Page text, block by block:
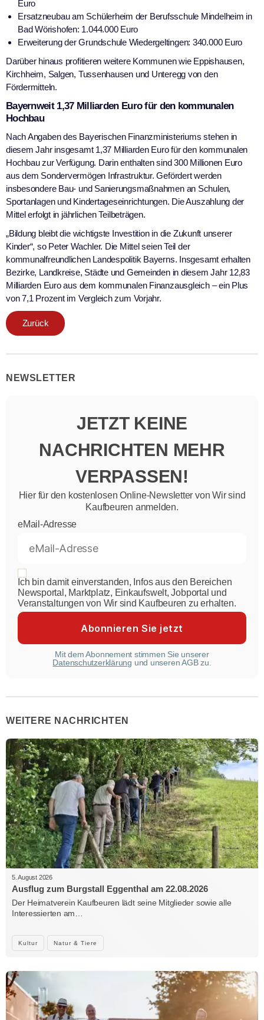
Euro
Ersatzneubau am Schülerheim der Berufsschule Mindelheim in
Bad Wörishofen: 1.044.000 Euro
Erweiterung der Grundschule Wiedergeltingen: 340.000 Euro
Darüber hinaus profitieren weitere Kommunen wie Eppishausen,
Kirchheim, Salgen, Tussenhausen und Unteregg von den
Fördermitteln.
Bayernweit 1,37 Milliarden Euro für den kommunalen
Hochbau
Nach Angaben des Bayerischen Finanzministeriums stehen in
diesem Jahr insgesamt 1,37 Milliarden Euro für den kommunalen
Hochbau zur Verfügung. Darin enthalten sind 300 Millionen Euro
aus dem Sondervermögen Infrastruktur. Gefördert werden
insbesondere Bau- und Sanierungsmaßnahmen an Schulen,
Sportanlagen und Kindertageseinrichtungen. Die Auszahlung der
Mittel erfolgt in jährlichen Teilbeträgen.
„Bildung bleibt die wichtigste Investition in die Zukunft unserer
Kinder“, so Peter Wachler. Die Mittel seien Teil der
kommunalfreundlichen Landespolitik Bayerns. Insgesamt erhalten
Bezirke, Landkreise, Städte und Gemeinden in diesem Jahr 12,83
Milliarden Euro aus dem kommunalen Finanzausgleich – ein Plus
von 7,1 Prozent im Vergleich zum Vorjahr.
Zurück
NEWSLETTER
JETZT KEINE
NACHRICHTEN MEHR
VERPASSEN!
Hier für den kostenlosen Online-Newsletter von Wir sind
Kaufbeuren anmelden.
eMail-Adresse
Ich bin damit einverstanden, Infos aus den Bereichen
Newsportal, Marktplatz, Einkaufswelt, Jobportal und
Veranstaltungen von Wir sind Kaufbeuren zu erhalten.
Mit dem Abonnement stimmen Sie unserer
Datenschutzerklärung und unseren AGB zu.
WEITERE NACHRICHTEN
Kultur Natur & Tiere
5. August 2026
Ausflug zum Burgstall Eggenthal am 22.08.2026
Der Heimatverein Kaufbeuren lädt seine Mitglieder sowie alle
Interessierten am…